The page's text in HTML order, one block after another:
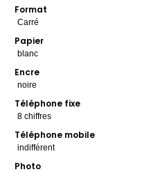
Format
Papier
Encre
Téléphone fixe
Téléphone mobile
Photo